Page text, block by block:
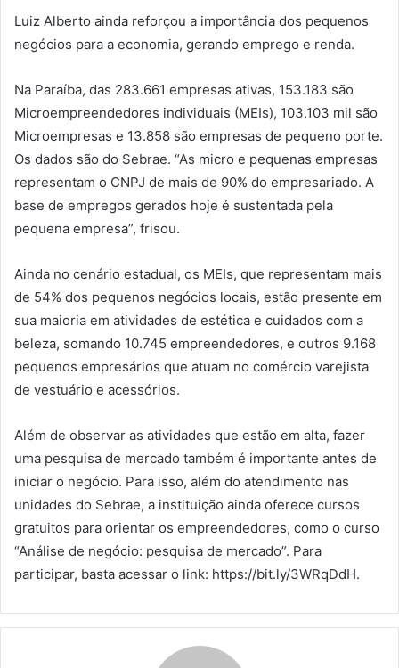
Luiz Alberto ainda reforçou a importância dos pequenos
negócios para a economia, gerando emprego e renda.
Na Paraíba, das 283.661 empresas ativas, 153.183 são
Microempreendedores individuais (MEIs), 103.103 mil são
Microempresas e 13.858 são empresas de pequeno porte.
Os dados são do Sebrae. “As micro e pequenas empresas
representam o CNPJ de mais de 90% do empresariado. A
base de empregos gerados hoje é sustentada pela
pequena empresa”, frisou.
Ainda no cenário estadual, os MEIs, que representam mais
de 54% dos pequenos negócios locais, estão presente em
sua maioria em atividades de estética e cuidados com a
beleza, somando 10.745 empreendedores, e outros 9.168
pequenos empresários que atuam no comércio varejista
de vestuário e acessórios.
Além de observar as atividades que estão em alta, fazer
uma pesquisa de mercado também é importante antes de
iniciar o negócio. Para isso, além do atendimento nas
unidades do Sebrae, a instituição ainda oferece cursos
gratuitos para orientar os empreendedores, como o curso
“Análise de negócio: pesquisa de mercado”. Para
participar, basta acessar o link: https://bit.ly/3WRqDdH.